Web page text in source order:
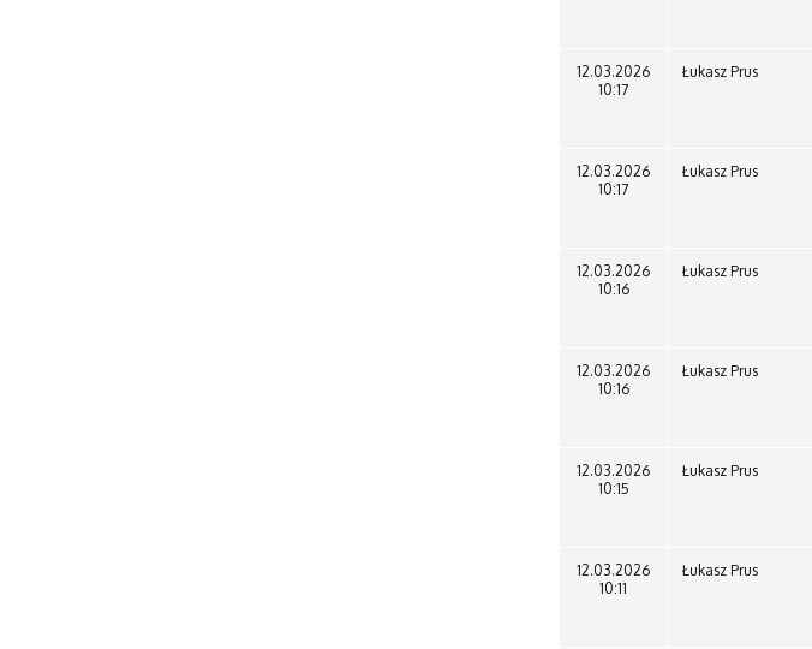
12.03.2026
10:17
Łukasz Prus
12.03.2026
10:17
Łukasz Prus
12.03.2026
10:16
Łukasz Prus
12.03.2026
10:16
Łukasz Prus
12.03.2026
10:15
Łukasz Prus
12.03.2026
10:11
Łukasz Prus